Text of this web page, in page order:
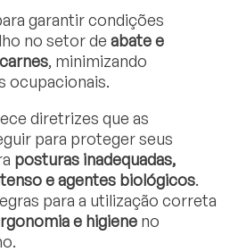
garantir condições
no setor deabate e
, minimizando
ocupacionais.
diretrizes que as
para proteger seus
posturas inadequadas,
e agentes biológicos.
para a utilização correta
e higiene no